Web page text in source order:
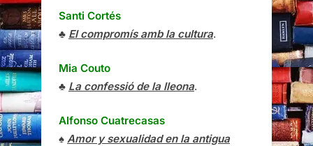
Santi Cortés
♣ El compromís amb la cultura.
Mia Couto
♣ La confessió de la lleona.
Alfonso Cuatrecasas
♠ Amor y sexualidad en la antigua